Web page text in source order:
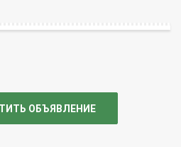
ОБЪЯВЛЕНИЕ